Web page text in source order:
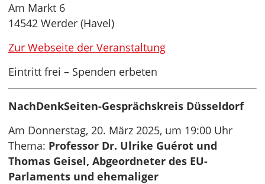
Am Markt 6
14542 Werder (Havel)
Zur Webseite der Veranstaltung
Eintritt frei – Spenden erbeten
NachDenkSeiten-Gesprächskreis Düsseldorf
Am Donnerstag, 20. März 2025, um 19:00 Uhr
Thema: Professor Dr. Ulrike Guérot und
Thomas Geisel, Abgeordneter des EU-
Parlaments und ehemaliger